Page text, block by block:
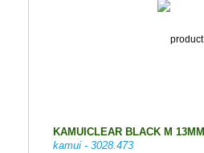
KAMUICLEAR BLACK M 13MM
kamui - 3028.473